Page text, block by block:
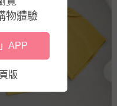
相移染。請使用中性洗
物柔軟劑，以免破壞布料
建議套入洗衣袋再清潔
物纖維，不建議使用烘衣
但因為每台電腦、手機或
物體驗
APP
版